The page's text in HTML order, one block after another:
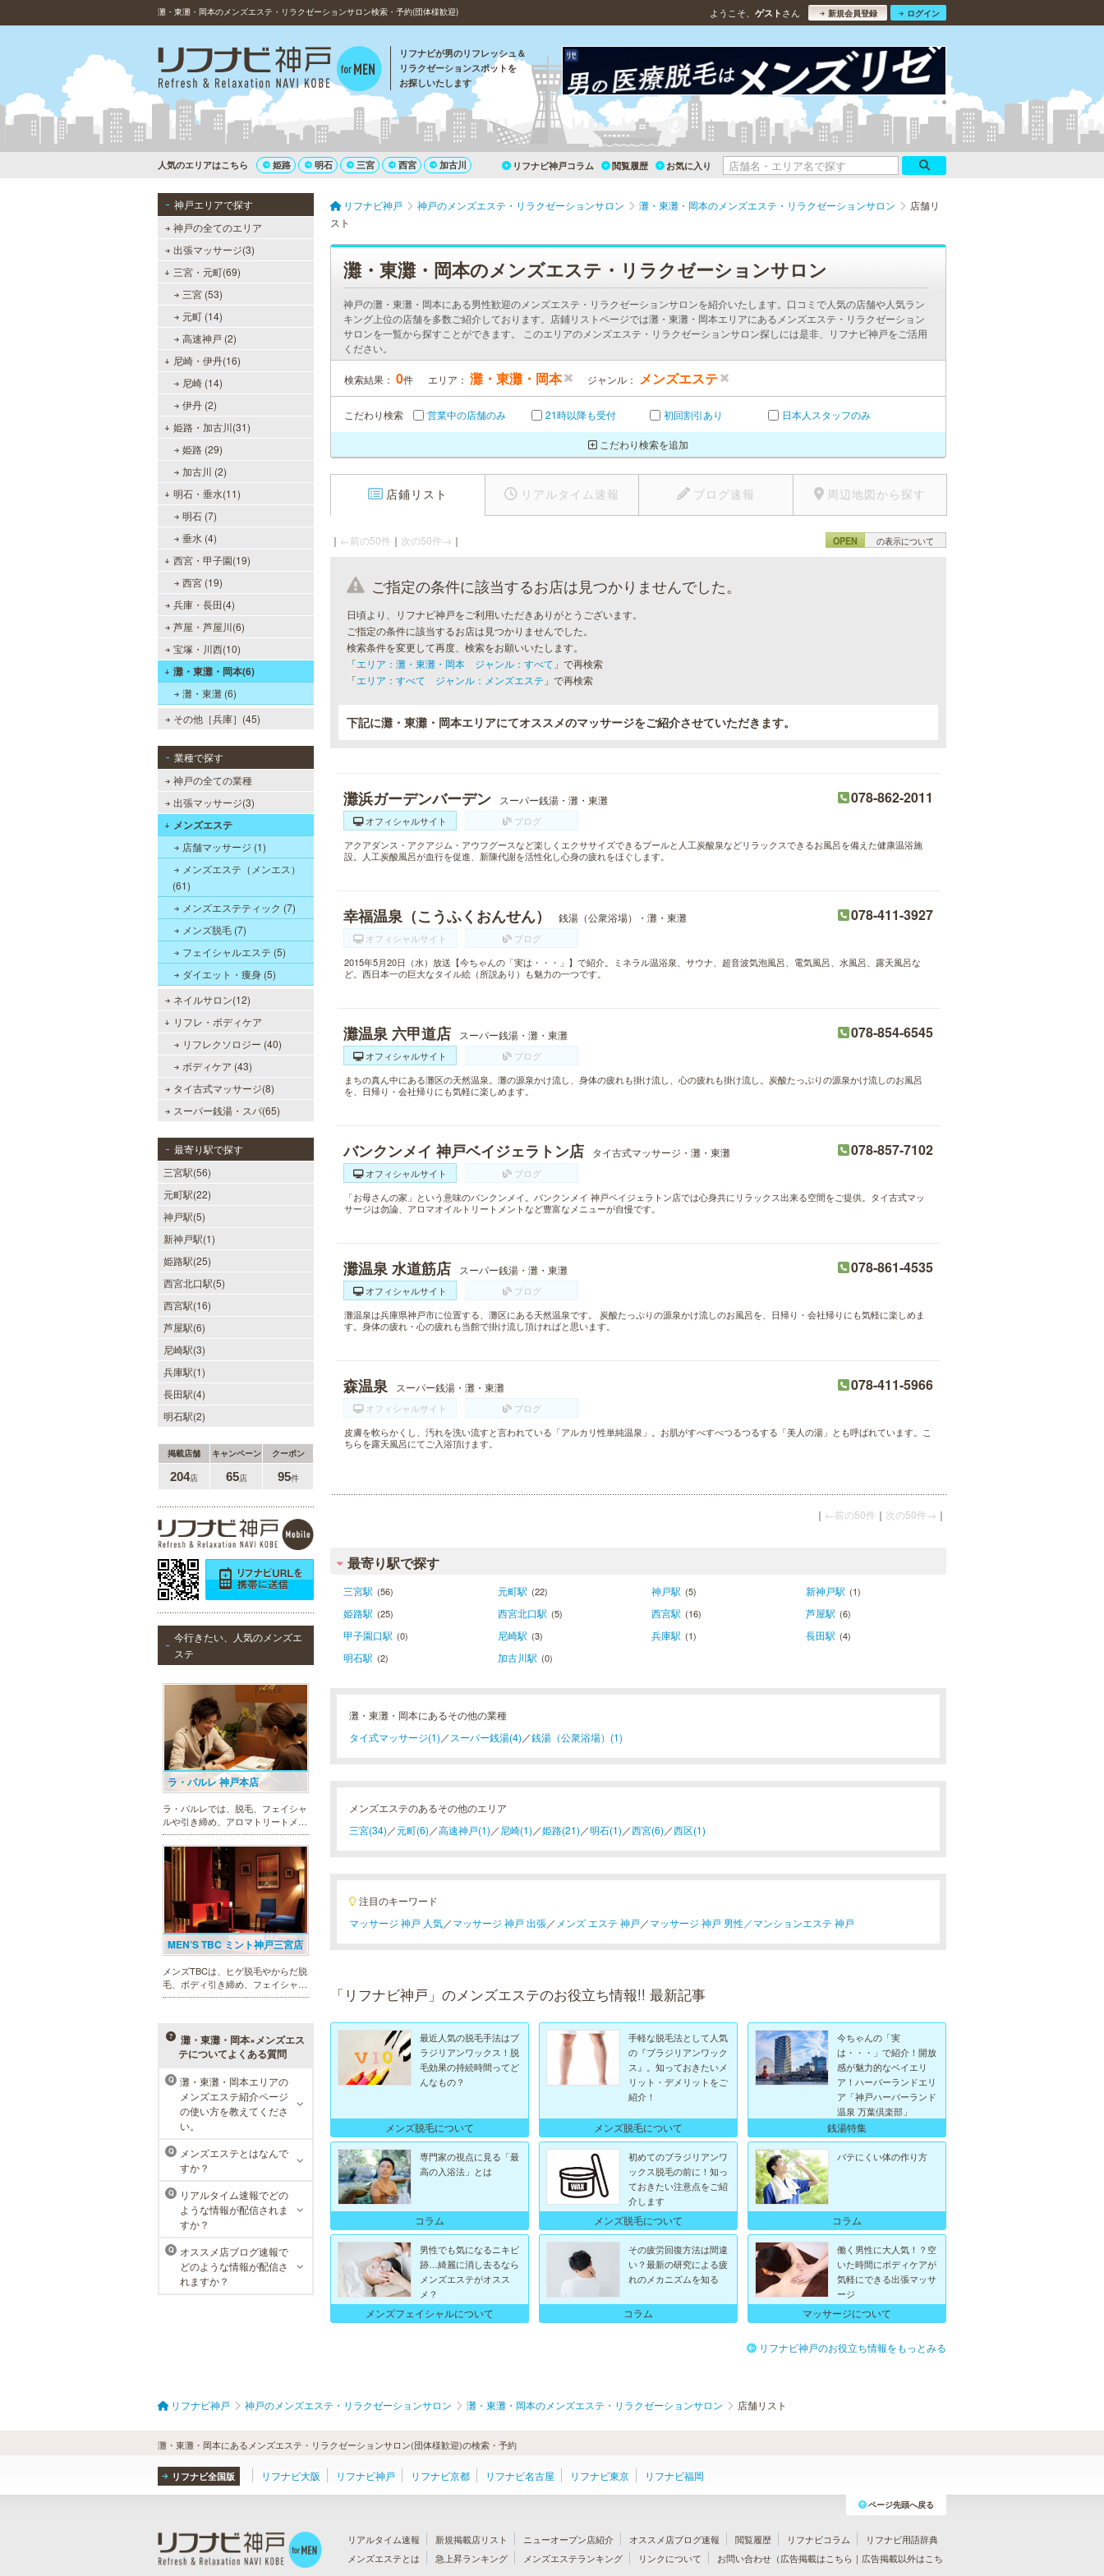
灘・東灘・岡本のメンズエステ・リラクゼーションサロン検索・予約(団体様歓迎) ようこそ、 ゲスト さん 新規会員登録 ログイン
リフナビが男のリフレッシュ＆
リラクゼーションスポットを
お探しいたします
人気のエリアはこちら 姫路 明石 三宮 西宮 加古川 リフナビ神戸コラム 閲覧履歴 お気に入り
神戸エリアで探す
神戸の全てのエリア
出張マッサージ(3)
三宮・元町(69)
三宮 (53)
元町 (14)
高速神戸 (2)
尼崎・伊丹(16)
尼崎 (14)
伊丹 (2)
姫路・加古川(31)
姫路 (29)
加古川 (2)
明石・垂水(11)
明石 (7)
垂水 (4)
西宮・甲子園(19)
西宮 (19)
兵庫・長田(4)
芦屋・芦屋川(6)
宝塚・川西(10)
灘・東灘・岡本(6)
灘・東灘 (6)
その他［兵庫］(45)
業種で探す
神戸の全ての業種
出張マッサージ(3)
メンズエステ
店舗マッサージ (1)
メンズエステ（メンエス）
(61)
メンズエステティック (7)
メンズ脱毛 (7)
フェイシャルエステ (5)
ダイエット・痩身 (5)
ネイルサロン(12)
リフレ・ボディケア
リフレクソロジー (40)
ボディケア (43)
タイ古式マッサージ(8)
スーパー銭湯・スパ(65)
最寄り駅で探す
三宮駅(56)
元町駅(22)
神戸駅(5)
新神戸駅(1)
姫路駅(25)
西宮北口駅(5)
西宮駅(16)
芦屋駅(6)
尼崎駅(3)
兵庫駅(1)
長田駅(4)
明石駅(2)
掲載店舗 キャンペーン クーポン
204店 65店 95件
今行きたい、人気のメンズエ
ステ
ラ・パルレ 神戸本店
ラ・パルレでは、脱毛、フェイシャ
ルや引き締め、アロマトリートメン
ト、本格的なダイエットコース等、
幅広いメニューでお客様の美を応
援。初めてで不安という方には、初
回限定体験コースも多数取り揃えて
MEN’S TBC ミント神戸三宮店
メンズTBCは、ヒゲ脱毛やからだ脱
毛、ボディ引き締め、フェイシャル
等、清潔感を保ちたい方や、お手入
用意し、お待ちしております。
メンズリゼクリニック 神戸三
宮院
メンズリゼクリニックの永久脱毛が
全国で受けられます。多くの男性患
者様にご支持頂き、新宿1院から始
まったメンズリゼクリニックが、現
在では提携院含め全国10院を展開す
るクリニックになりました。
灘・東灘・岡本×メンズエス
テについてよくある質問
Q
灘・東灘・岡本エリアの
メンズエステ紹介ページ
の使い方を教えてくださ
い。
Q
メンズエステとはなんで
すか？
Q
リアルタイム速報でどの
ような情報が配信されま
すか？
Q
オススメ店ブログ速報で
どのような情報が配信さ
れますか？
リフナビ神戸 神戸のメンズエステ・リラクゼーションサロン 灘・東灘・岡本のメンズエステ・リラクゼーションサロン
店舗リ
スト
灘・東灘・岡本のメンズエステ・リラクゼーションサロン
神戸の灘・東灘・岡本にある男性歓迎のメンズエステ・リラクゼーションサロンを紹介いたします。口コミで人気の店舗や人気ラン
キング上位の店舗を多数ご紹介しております。店鋪リストページでは灘・東灘・岡本エリアにあるメンズエステ・リラクゼーション
サロンを一覧から探すことができます。 このエリアのメンズエステ・リラクゼーションサロン探しには是非、リフナビ神戸をご活用
ください。
検索結果： 0件 エリア： 灘・東灘・岡本 ジャンル： メンズエステ
こだわり検索 営業中の店舗のみ 21時以降も受付 初回割引あり 日本人スタッフのみ
こだわり検索を追加
店鋪リスト リアルタイム速報 ブログ速報 周辺地図から探す
｜ ←前の50件 ｜ 次の50件→ ｜ OPEN の表示について
ご指定の条件に該当するお店は見つかりませんでした。
日頃より、リフナビ神戸をご利用いただきありがとうございます。
ご指定の条件に該当するお店は見つかりませんでした。
検索条件を変更して再度、検索をお願いいたします。
「エリア：灘・東灘・岡本 ジャンル：すべて 」で再検索
「エリア：すべて ジャンル：メンズエステ 」で再検索
下記に灘・東灘・岡本エリアにてオススメのマッサージをご紹介させていただきます。
灘浜ガーデンバーデン スーパー銭湯・灘・東灘 078-862-2011
オフィシャルサイト
ブログ
アクアダンス・アクアジム・アウフグースなど楽しくエクササイズできるプールと人工炭酸泉などリラックスできるお風呂を備えた健康温浴施
設。人工炭酸風呂が血行を促進、新陳代謝を活性化し心身の疲れをほぐします。
幸福温泉（こうふくおんせん） 銭湯（公衆浴場）・灘・東灘 078-411-3927
オフィシャルサイト
ブログ
2015年5月20日（水）放送【今ちゃんの「実は・・・」】で紹介。ミネラル温浴泉、サウナ、超音波気泡風呂、電気風呂、水風呂、露天風呂な
ど。西日本一の巨大なタイル絵（所説あり）も魅力の一つです。
灘温泉 六甲道店 スーパー銭湯・灘・東灘 078-854-6545
オフィシャルサイト
ブログ
まちの真ん中にある灘区の天然温泉。灘の源泉かけ流し、身体の疲れも掛け流し、心の疲れも掛け流し。炭酸たっぷりの源泉かけ流しのお風呂
を、日帰り・会社帰りにも気軽に楽しめます。
バンクンメイ 神戸ベイジェラトン店 タイ古式マッサージ・灘・東灘 078-857-7102
オフィシャルサイト
ブログ
「お母さんの家」という意味のバンクンメイ。バンクンメイ 神戸ベイジェラトン店では心身共にリラックス出来る空間をご提供。タイ古式マッ
サージは勿論、アロマオイルトリートメントなど豊富なメニューが自慢です。
灘温泉 水道筋店 スーパー銭湯・灘・東灘 078-861-4535
オフィシャルサイト
ブログ
灘温泉は兵庫県神戸市に位置する、灘区にある天然温泉です。 炭酸たっぷりの源泉かけ流しのお風呂を、日帰り・会社帰りにも気軽に楽しめま
す。身体の疲れ・心の疲れも当館で掛け流し頂ければと思います。
森温泉 スーパー銭湯・灘・東灘 078-411-5966
オフィシャルサイト
ブログ
皮膚を軟らかくし、汚れを洗い流すと言われている「アルカリ性単純温泉」。お肌がすべすべつるつるする「美人の湯」とも呼ばれています。こ
ちらを露天風呂にてご入浴頂けます。
｜ ←前の50件 ｜ 次の50件→ ｜
最寄り駅で探す
三宮駅 (56) 元町駅 (22) 神戸駅 (5) 新神戸駅 (1)
姫路駅 (25) 西宮北口駅 (5) 西宮駅 (16) 芦屋駅 (6)
甲子園口駅 (0) 尼崎駅 (3) 兵庫駅 (1) 長田駅 (4)
明石駅 (2) 加古川駅 (0)
灘・東灘・岡本にあるその他の業種
タイ式マッサージ(1) ／ スーパー銭湯(4) ／銭湯（公衆浴場）(1)
メンズエステのあるその他のエリア
三宮(34) ／元町(6) ／高速神戸(1) ／ 尼崎(1) ／姫路(21) ／明石(1) ／西宮(6) ／西区(1)
注目のキーワード
マッサージ 神戸 人気／マッサージ 神戸 出張／ メンズ エステ 神戸／マッサージ 神戸 男性／マンションエステ 神戸
「リフナビ神戸」のメンズエステのお役立ち情報!! 最新記事
最近人気の脱毛手法はブ
ラジリアンワックス！脱
毛効果の持続時間ってど
んなもの？
メンズ脱毛について
手軽な脱毛法として人気
の『ブラジリアンワック
ス』。知っておきたいメ
リット・デメリットをご
紹介！
メンズ脱毛について
今ちゃんの「実
は・・・」で紹介！開放
感が魅力的なベイエリ
ア！ハーバーランドエリ
ア「神戸ハーバーランド
温泉 万葉倶楽部」
銭湯特集
専門家の視点に見る「最
高の入浴法」とは
コラム
初めてのブラジリアンワ
ックス脱毛の前に！知っ
ておきたい注意点をご紹
介します
メンズ脱毛について
バテにくい体の作り方
コラム
男性でも気になるニキビ
跡…綺麗に消し去るなら
メンズエステがオスス
メ？
メンズフェイシャルについて
その疲労回復方法は間違
い？最新の研究による疲
れのメカニズムを知る
コラム
働く男性に大人気！？空
いた時間にボディケアが
気軽にできる出張マッサ
ージ
マッサージについて
リフナビ神戸のお役立ち情報をもっとみる
リフナビ神戸 神戸のメンズエステ・リラクゼーションサロン 灘・東灘・岡本のメンズエステ・リラクゼーションサロン 店舗リスト
灘・東灘・岡本にあるメンズエステ・リラクゼーションサロン(団体様歓迎)の検索・予約
リフナビ全国版 リフナビ大阪 リフナビ神戸 リフナビ京都 リフナビ名古屋 リフナビ東京 リフナビ福岡
ページ先頭へ戻る
リアルタイム速報 新規掲載店リスト ニューオープン店紹介 オススメ店ブログ速報 閲覧履歴 リフナビコラム
リフナビ用語辞典
メンズエステとは
急上昇ランキング メンズエステランキング リンクについて お問い合わせ（広告掲載はこちら ｜ 広告掲載以外はこち